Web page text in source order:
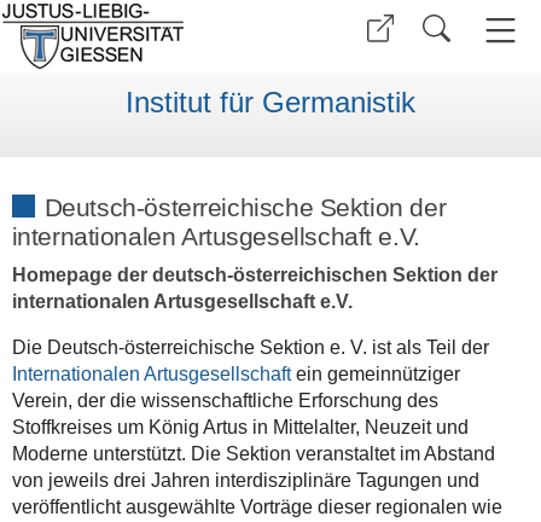
Institut für Germanistik
Deutsch-österreichische Sektion der
internationalen Artusgesellschaft e.V.
Homepage der deutsch-österreichischen Sektion der
internationalen Artusgesellschaft e.V.
Die Deutsch-österreichische Sektion e. V. ist als Teil der
Internationalen Artusgesellschaftein gemeinnütziger
Verein, der die wissenschaftliche Erforschung des
Stoffkreises um König Artus in Mittelalter, Neuzeit und
Moderne unterstützt. Die Sektion veranstaltet im Abstand
von jeweils drei Jahren interdisziplinäre Tagungen und
veröffentlicht ausgewählte Vorträge dieser regionalen wie